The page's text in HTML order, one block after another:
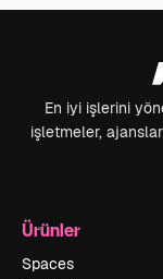
En iyi işlerini
işletmeler,
Ürünler
Spaces